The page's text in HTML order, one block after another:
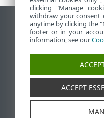
데스크톱 사이트 보
End of Life
ESET 지식 베이스
ESET Status Portal
국가별 지원
clicking "Manage
withdraw your consent
anytime by clicking the
footer or in your
information, see our
ACCEPT